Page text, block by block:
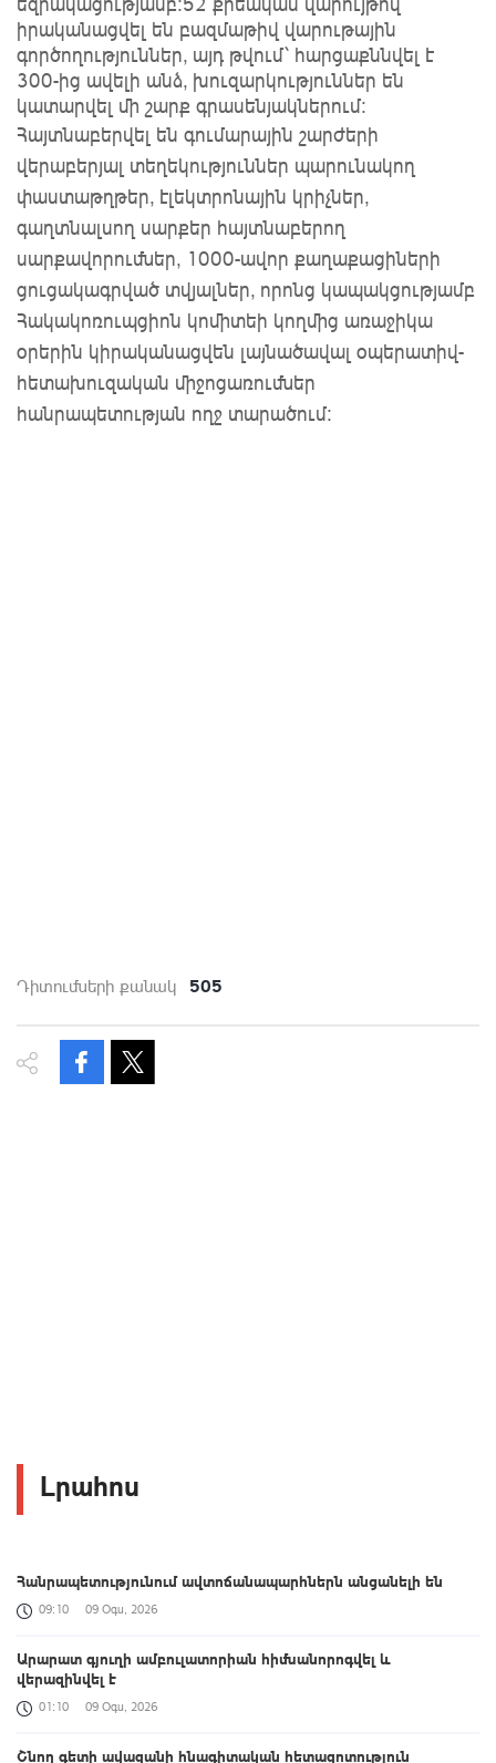
իրականացվել են բազմաթիվ վարութային
գործողություններ, այդ թվում՝ հարցաքննվել է
300-ից ավելի անձ, խուզարկություններ են
կատարվել մի շարք գրասենյակներում:
Հայտնաբերվել են գումարային շարժերի
վերաբերյալ տեղեկություններ պարունակող
փաստաթղթեր, էլեկտրոնային կրիչներ,
գաղտնալսող սարքեր հայտնաբերող
սարքավորումներ, 1000-ավոր քաղաքացիների
ցուցակագրված տվյալներ, որոնց կապակցությամբ
Հակակոռուպցիոն կոմիտեի կողմից առաջիկա
օրերին կիրականացվեն լայնածավալ օպերատիվ-
հետախուզական միջոցառումներ
հանրապետության ողջ տարածում:
Դիտումների քանակ 505
Լրահոս
Հանրապետությունում ավտոճանապարհներն անցանելի են
09:10 09 Օգս, 2026
Արարատ գյուղի ամբուլատորիան հիմնանորոգվել և
վերազինվել է
01:10 09 Օգս, 2026
Շնող գետի ավազանի հնագիտական հետազոտություն